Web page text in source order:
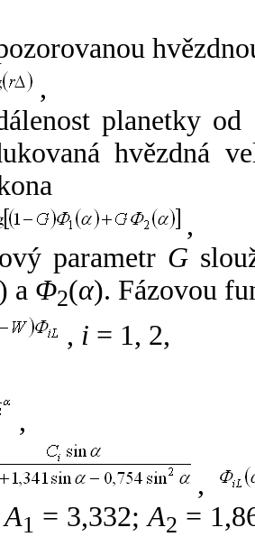
,
planetky od
hvězdná
,
parametr G
a Φ2(α). Fázovou
, i = 1, 2,
,
,
A1 = 3,332;A2 =